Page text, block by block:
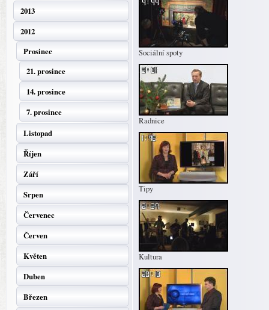
2013
2012
Prosinec
21. prosince
14. prosince
7. prosince
Listopad
Říjen
Září
Srpen
Červenec
Červen
Květen
Duben
Březen
Sociální spoty
Radnice
Tipy
Kultura